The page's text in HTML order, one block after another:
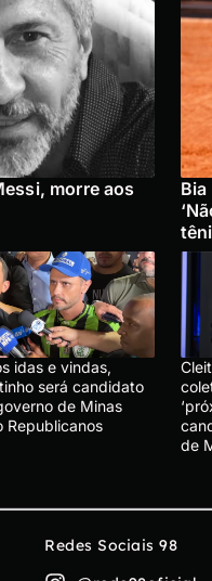
morre aos
idas e vindas,
será candidato
de Minas
Republicanos
de
Redes Sociais 98